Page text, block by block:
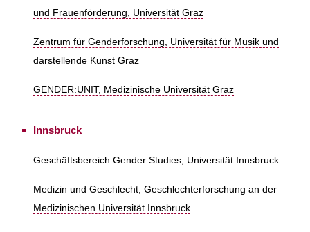
und Frauenförderung, Universität Graz
Zentrum für Genderforschung, Universität für Musik und
darstellende Kunst Graz
GENDER:UNIT, Medizinische Universität Graz
Innsbruck
Geschäftsbereich Gender Studies, Universität Innsbruck
Medizin und Geschlecht, Geschlechterforschung an der
Medizinischen Universität Innsbruck